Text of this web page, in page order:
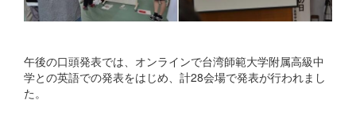
午後の口頭発表では、オンラインで台湾師範大学附属高級中
学との英語での発表をはじめ、計28会場で発表が行われまし
た。